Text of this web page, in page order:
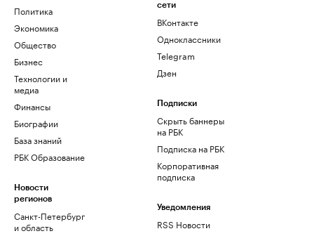
Политика
Экономика
Общество
Бизнес
Технологии и
медиа
Финансы
Биографии
База знаний
РБК Образование
Новости
регионов
Санкт-Петербург
и область
сети
ВКонтакте
Одноклассники
Telegram
Дзен
Подписки
Скрыть баннеры
на РБК
Подписка на РБК
Корпоративная
подписка
Уведомления
RSS Новости